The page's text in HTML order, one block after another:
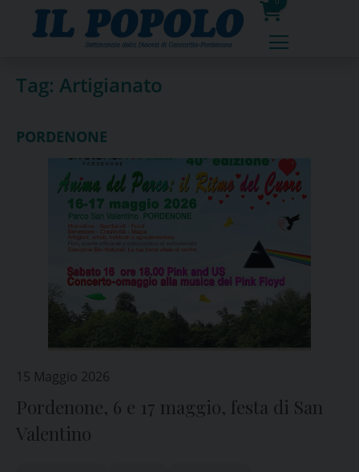
0
prodotti
Tag: Artigianato
PORDENONE
15 Maggio 2026
Pordenone, 6 e 17 maggio, festa di San
Valentino